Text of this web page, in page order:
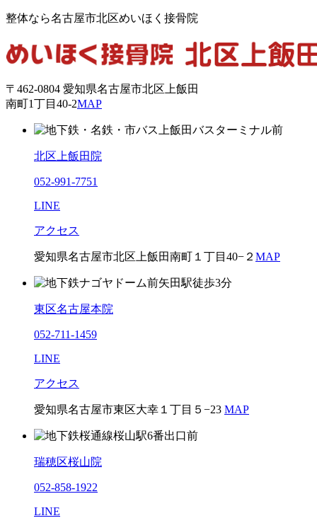
整体なら名古屋市北区めいほく接骨院
〒462-0804 愛知県名古屋市北区上飯田
南町1丁目40-2MAP
北区上飯田院
052-991-7751
LINE
アクセス
愛知県名古屋市北区上飯田南町１丁目40−２ MAP
東区名古屋本院
052-711-1459
LINE
アクセス
愛知県名古屋市東区大幸１丁目５−23 MAP
瑞穂区桜山院
052-858-1922
LINE